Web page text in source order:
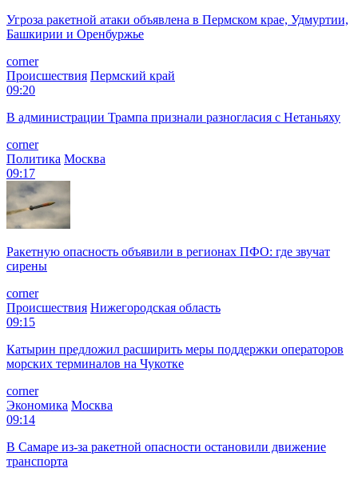
Угроза ракетной атаки объявлена в Пермском крае, Удмуртии,
Башкирии и Оренбуржье
corner
Происшествия Пермский край
09:20
В администрации Трампа признали разногласия с Нетаньяху
corner
Политика Москва
09:17
Ракетную опасность объявили в регионах ПФО: где звучат
сирены
corner
Происшествия Нижегородская область
09:15
Катырин предложил расширить меры поддержки операторов
морских терминалов на Чукотке
corner
Экономика Москва
09:14
В Самаре из-за ракетной опасности остановили движение
транспорта